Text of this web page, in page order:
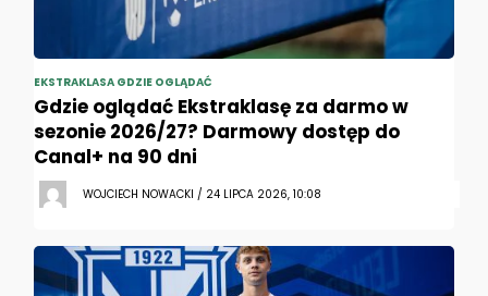
EKSTRAKLASA GDZIE OGLĄDAĆ
Gdzie oglądać Ekstraklasę za darmo w
sezonie 2026/27? Darmowy dostęp do
Canal+ na 90 dni
WOJCIECH NOWACKI / 24 LIPCA 2026, 10:08